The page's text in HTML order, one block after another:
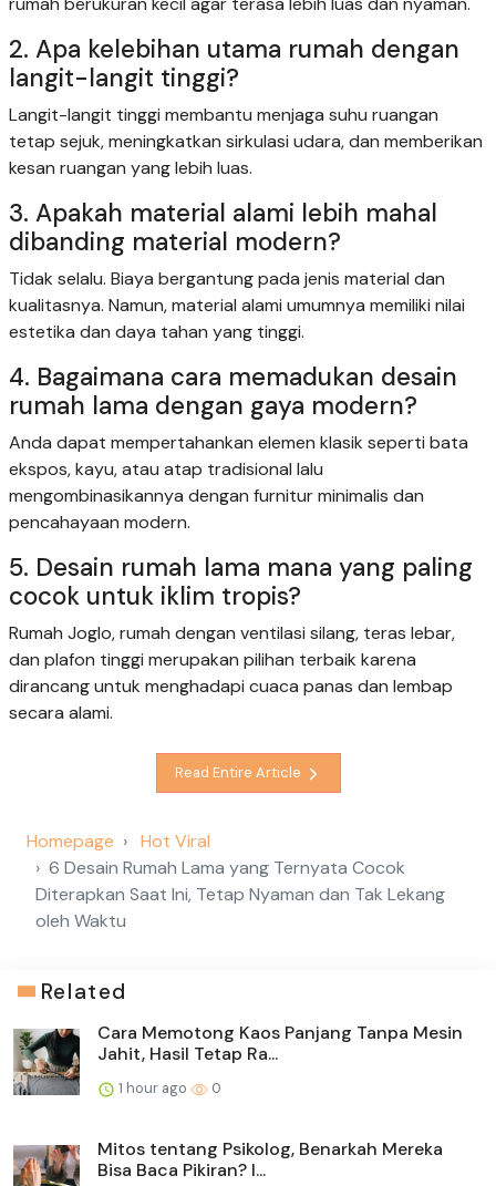
2. Apa kelebihan utama rumah dengan
langit-langit tinggi?
Langit-langit tinggi membantu menjaga suhu ruangan
tetap sejuk, meningkatkan sirkulasi udara, dan memberikan
kesan ruangan yang lebih luas.
3. Apakah material alami lebih mahal
dibanding material modern?
Tidak selalu. Biaya bergantung pada jenis material dan
kualitasnya. Namun, material alami umumnya memiliki nilai
estetika dan daya tahan yang tinggi.
4. Bagaimana cara memadukan desain
rumah lama dengan gaya modern?
Anda dapat mempertahankan elemen klasik seperti bata
ekspos, kayu, atau atap tradisional lalu
mengombinasikannya dengan furnitur minimalis dan
pencahayaan modern.
5. Desain rumah lama mana yang paling
cocok untuk iklim tropis?
Rumah Joglo, rumah dengan ventilasi silang, teras lebar,
dan plafon tinggi merupakan pilihan terbaik karena
dirancang untuk menghadapi cuaca panas dan lembap
secara alami.
Read Entire Article
Homepage
Hot Viral
6 Desain Rumah Lama yang Ternyata Cocok
Diterapkan Saat Ini, Tetap Nyaman dan Tak Lekang
oleh Waktu
Related
Cara Memotong Kaos Panjang Tanpa Mesin
Jahit, Hasil Tetap Ra...
1 hour ago 0
Mitos tentang Psikolog, Benarkah Mereka
Bisa Baca Pikiran? I...